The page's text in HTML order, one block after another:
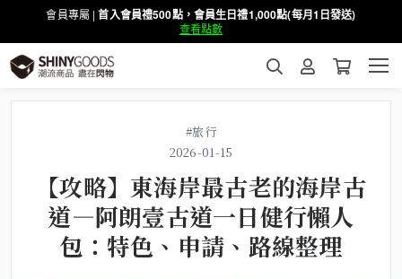
會員專屬 |首入會員禮500點，會員生日禮1,000點(每月1日發送)
查看點數
#旅行
2026-01-15
【攻略】東海岸最古老的海岸古
道—阿朗壹古道一日健行懶人
包：特色、申請、路線整理